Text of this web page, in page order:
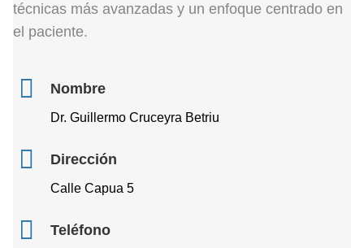
técnicas más avanzadas y un enfoque centrado en
el paciente.
Nombre
Dr. Guillermo Cruceyra Betriu
Dirección
Calle Capua 5
Teléfono